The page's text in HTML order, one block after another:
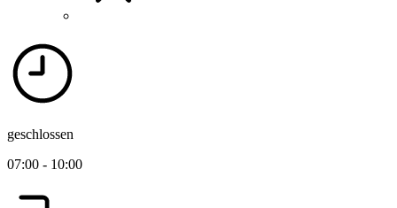
geschlossen
07:00 - 10:00